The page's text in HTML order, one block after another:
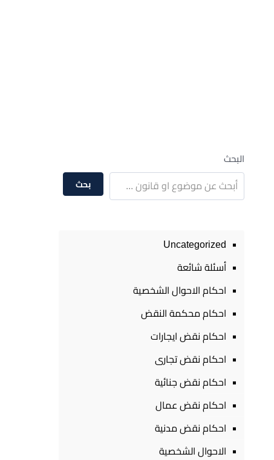
البحث
بحث
Uncategorized
أسئلة شائعة
احكام الاحوال الشخصية
احكام محكمة النقض
احكام نقض ايجارات
احكام نقض تجارى
احكام نقض جنائية
احكام نقض عمال
احكام نقض مدنية
الاحوال الشخصية